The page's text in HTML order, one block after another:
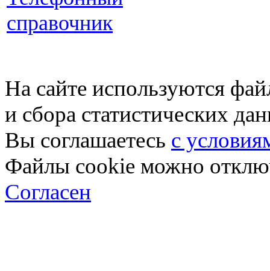
справочник
На сайте используются
и сбора статистических
Вы соглашаетесь с
Файлы cookie можно
Согласен